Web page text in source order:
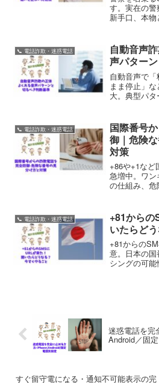
す。実在の
新手口、本
📞 電話詐欺・迷惑電話
自動音声
声パター
自動音声で
まま停止」
大。典型パ
📞 電話詐欺・迷惑電話
国際番号
御｜危険
対策
+86や+1など
急増中。ワ
の仕組み、危
📞 電話詐欺・迷惑電話
+81から
いたらど
+81からの
意。日本の
シングの可
迷惑電話を完
Android／固
すぐ留守電になる・通知不可能表示の完